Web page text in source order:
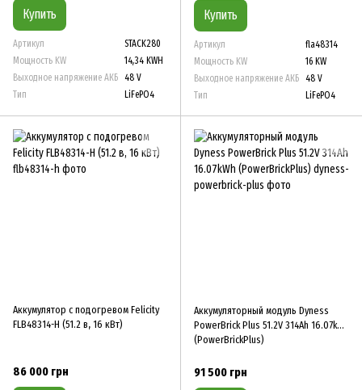
Купить
Артикул
STACK280
Мощность KW
14,34 KWH
Выходное напряжение АКБ 48 V
Тип
LiFePO4
Купить
Артикул
fla48314
Мощность KW
16 KW
Выходное напряжение АКБ 48 V
Тип
LiFePO4
Аккумулятор с подогревом Felicity
FLB48314-H (51.2 в, 16 кВт)
86 000 грн
Аккумуляторный модуль Dyness
PowerBrick Plus 51.2V 314Ah 16.07kWh
(PowerBrickPlus)
91 500 грн